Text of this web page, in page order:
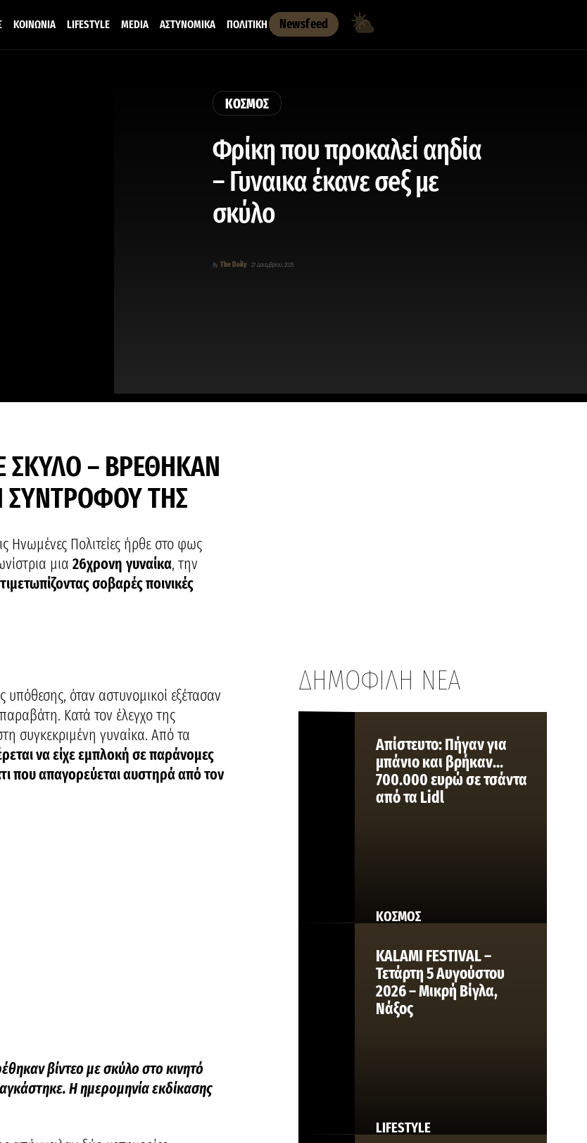
ΚΟΙΝΩΝΙΑ LIFESTYLE MEDIA ΑΣΤΥΝΟΜΙΚΑ ΠΟΛΙΤΙΚΗ Newsfeed
ΚΟΣΜΟΣ
Φρίκη που προκαλεί αηδία
– Γυναικα έκανε σeξ με
σκύλο
By The Daily 27 Δεκεμβρίου, 2025
ΣΚΥΛΟ – BΡΕΘΗΚΑΝ
ΣΥΝΤΡΟΦΟΥ ΤΗΣ
Ηνωμένες Πολιτείες ήρθε στο φως
μια 26χρονη γυναίκα, την
σοβαρές ποινικές
όταν αστυνομικοί εξέτασαν
Κατά τον έλεγχο της
συγκεκριμένη γυναίκα. Από τα
να είχε εμπλοκή σε παράνομες
που απαγορεύεται αυστηρά από τον
βίντεο με σκύλο στο κινητό
Η ημερομηνία εκδίκασης
ΔΗΜΟΦΙΛΗ ΝΕΑ
ΚΟΣΜΟΣ
Aπίστευτο: Πήγαν για
μπάνιο και βρήκαν…
700.000 ευρώ σε τσάντα
από τα Lidl
LIFESTYLE
KALAMI FESTIVAL –
Τετάρτη 5 Αυγούστου
2026 – Μικρή Βίγλα,
Νάξος